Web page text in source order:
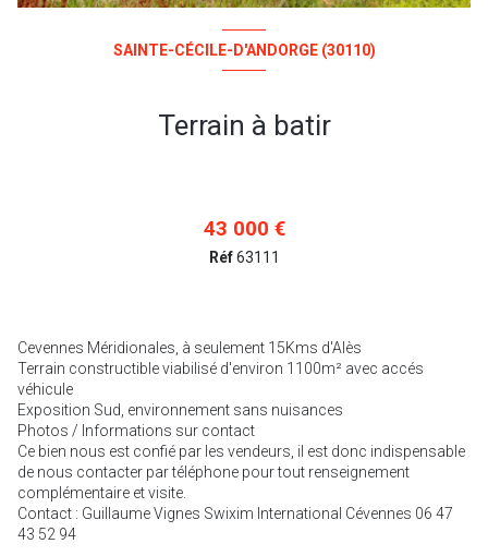
SAINTE-CÉCILE-D'ANDORGE (30110)
Terrain à batir
43 000 €
Réf63111
Cevennes Méridionales, à seulement 15Kms d'Alès
Terrain constructible viabilisé d'environ 1100m² avec accés
véhicule
Exposition Sud, environnement sans nuisances
Photos / Informations sur contact
Ce bien nous est confié par les vendeurs, il est donc indispensable
de nous contacter par téléphone pour tout renseignement
complémentaire et visite.
Contact : Guillaume Vignes Swixim International Cévennes 06 47
43 52 94